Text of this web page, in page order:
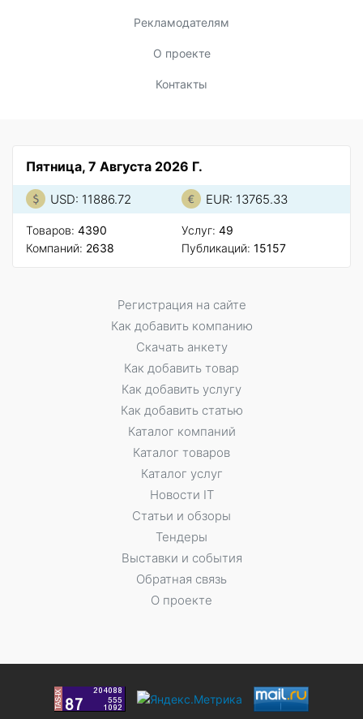
Рекламодателям
О проекте
Контакты
Пятница, 7 Августа 2026 Г.
USD: 11886.72 EUR: 13765.33
Товаров: 4390
Компаний: 2638
Услуг: 49
Публикаций: 15157
Регистрация на сайте
Как добавить компанию
Скачать анкету
Как добавить товар
Как добавить услугу
Как добавить статью
Каталог компаний
Каталог товаров
Каталог услуг
Новости IT
Статьи и обзоры
Тендеры
Выставки и события
Обратная связь
О проекте